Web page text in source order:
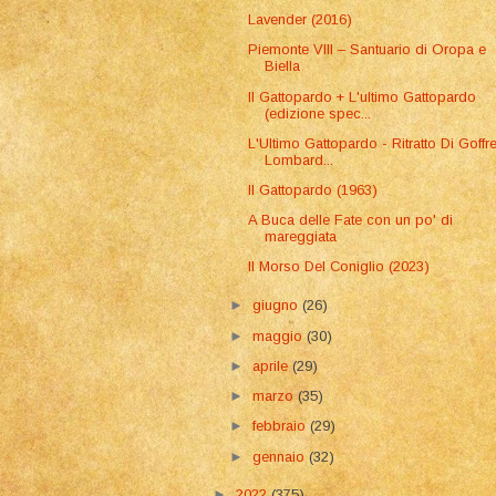
Lavender (2016)
Piemonte VIII – Santuario di Oropa e
Biella
Il Gattopardo + L'ultimo Gattopardo
(edizione spec...
L'Ultimo Gattopardo - Ritratto Di
Lombard...
Il Gattopardo (1963)
A Buca delle Fate con un po' di
mareggiata
Il Morso Del Coniglio (2023)
►giugno(26)
►maggio(30)
►aprile(29)
►marzo(35)
►febbraio(29)
►gennaio(32)